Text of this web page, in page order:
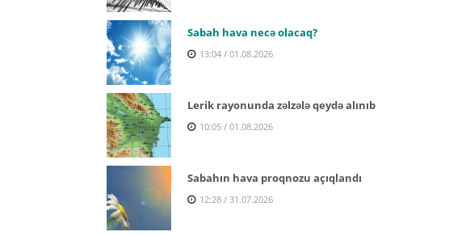
Sabah hava necə olacaq?
13:04 / 01.08.2026
Lerik rayonunda zəlzələ qeydə alınıb
10:05 / 01.08.2026
Sabahın hava proqnozu açıqlandı
12:28 / 31.07.2026